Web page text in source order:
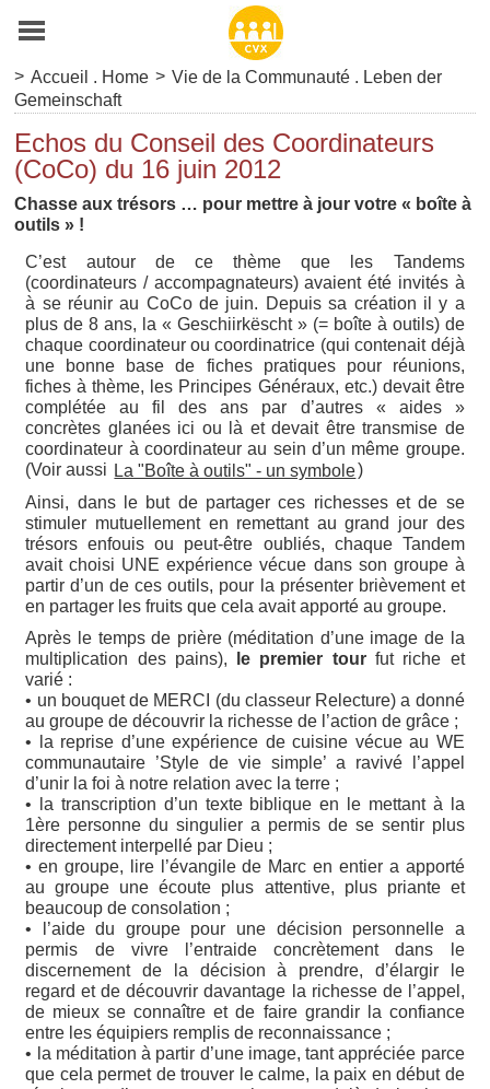
> Accueil . Home > Vie de la Communauté . Leben der
Gemeinschaft
Echos du Conseil des Coordinateurs
(CoCo) du 16 juin 2012
Chasse aux trésors … pour mettre à jour votre « boîte à
outils » !
C’est autour de ce thème que les Tandems
(coordinateurs / accompagnateurs) avaient été invités à
à se réunir au CoCo de juin. Depuis sa création il y a
plus de 8 ans, la « Geschiirkëscht » (= boîte à outils) de
chaque coordinateur ou coordinatrice (qui contenait déjà
une bonne base de fiches pratiques pour réunions,
fiches à thème, les Principes Généraux, etc.) devait être
complétée au fil des ans par d’autres « aides »
concrètes glanées ici ou là et devait être transmise de
coordinateur à coordinateur au sein d’un même groupe.
(Voir aussi La "Boîte à outils" - un symbole)
Ainsi, dans le but de partager ces richesses et de se
stimuler mutuellement en remettant au grand jour des
trésors enfouis ou peut-être oubliés, chaque Tandem
avait choisi UNE expérience vécue dans son groupe à
partir d’un de ces outils, pour la présenter brièvement et
en partager les fruits que cela avait apporté au groupe.
Après le temps de prière (méditation d’une image de la
multiplication des pains),
le premier tourfut riche et
varié :
• un bouquet de MERCI (du classeur Relecture) a donné
au groupe de découvrir la richesse de l’action de grâce ;
• la reprise d’une expérience de cuisine vécue au WE
communautaire ’Style de vie simple’ a ravivé l’appel
d’unir la foi à notre relation avec la terre ;
• la transcription d’un texte biblique en le mettant à la
1ère personne du singulier a permis de se sentir plus
directement interpellé par Dieu ;
• en groupe, lire l’évangile de Marc en entier a apporté
au groupe une écoute plus attentive, plus priante et
beaucoup de consolation ;
• l’aide du groupe pour une décision personnelle a
permis de vivre l’entraide concrètement dans le
discernement de la décision à prendre, d’élargir le
regard et de découvrir davantage la richesse de l’appel,
de mieux se connaître et de faire grandir la confiance
entre les équipiers remplis de reconnaissance ;
• la méditation à partir d’une image, tant appréciée parce
que cela permet de trouver le calme, la paix en début de